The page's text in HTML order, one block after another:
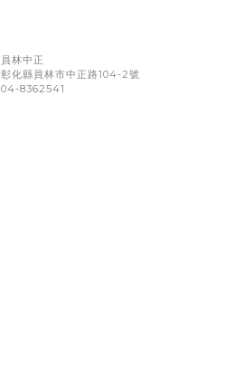
員林中正
彰化縣員林市中正路104-2號
04-8362541